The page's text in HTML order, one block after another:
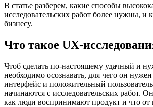
В статье разберем, какие способы
исследовательских работ более нужны, и
бизнесу.
Что такое UX-
Чтоб сделать по-настоящему удачный и
необходимо осознавать, для чего он
интерфейс и положительный
начинаются с исследовательских работ.
как люди воспринимают продукт и что от